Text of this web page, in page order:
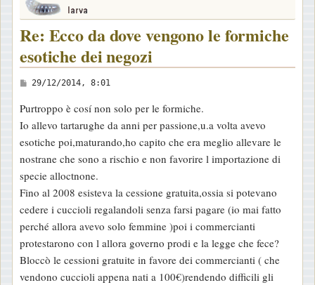
Re: Ecco da dove vengono le formiche
esotiche dei negozi
M
s
s
a
g
g
i
o
29/12/2014, 8:01
Purtroppo è cosí non solo per le formiche.
Io allevo tartarughe da anni per passione,u.a volta avevo
esotiche poi,maturando,ho capito che era meglio allevare le
nostrane che sono a rischio e non favorire l importazione di
specie alloctnone.
Fino al 2008 esisteva la cessione gratuita,ossia si potevano
cedere i cuccioli regalandoli senza farsi pagare (io mai fatto
perché allora avevo solo femmine )poi i commercianti
protestarono con l allora governo prodi e la legge che fece?
Bloccò le cessioni gratuite in favore dei commercianti ( che
vendono cuccioli appena nati a 100€)rendendo difficili gli